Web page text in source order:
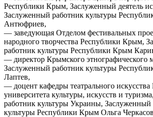
Республики Крым, Заслуженный деятель
Заслуженный работник культуры
Антюфриев,
— заведующая Отделом фестивальных
народного творчества Республики Крым,
работник культуры Республики Крым
— директор Крымского этнографического
Заслуженный работник культуры
Лаптев,
— доцент кафедры театрального
университета культуры, искусств и
работник культуры Украины, Заслуженный
культуры Республики Крым Ольга